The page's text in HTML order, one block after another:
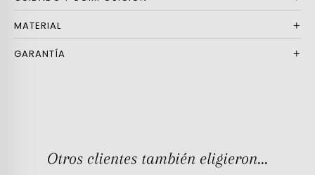
MATERIAL
GARANTÍA
Otros clientes también eligieron...